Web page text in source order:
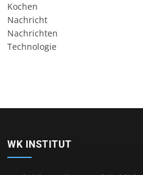
Kochen
Nachricht
Nachrichten
Technologie
WK INSTITUT